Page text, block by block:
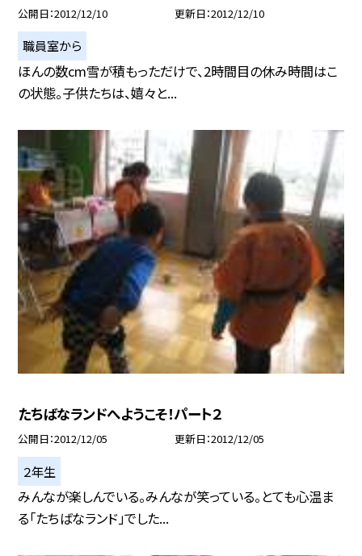
公開日 2012/12/10 更新日 2012/12/10
職員室から
ほんの数cm雪が積もっただけで、2時間目の休み時間はこ
の状態。子供たちは、嬉々と...
たちばなランドへようこそ！パート２
公開日 2012/12/05 更新日 2012/12/05
２年生
みんなが楽しんでいる。みんなが笑っている。とても心温ま
る「たちばなランド」でした...